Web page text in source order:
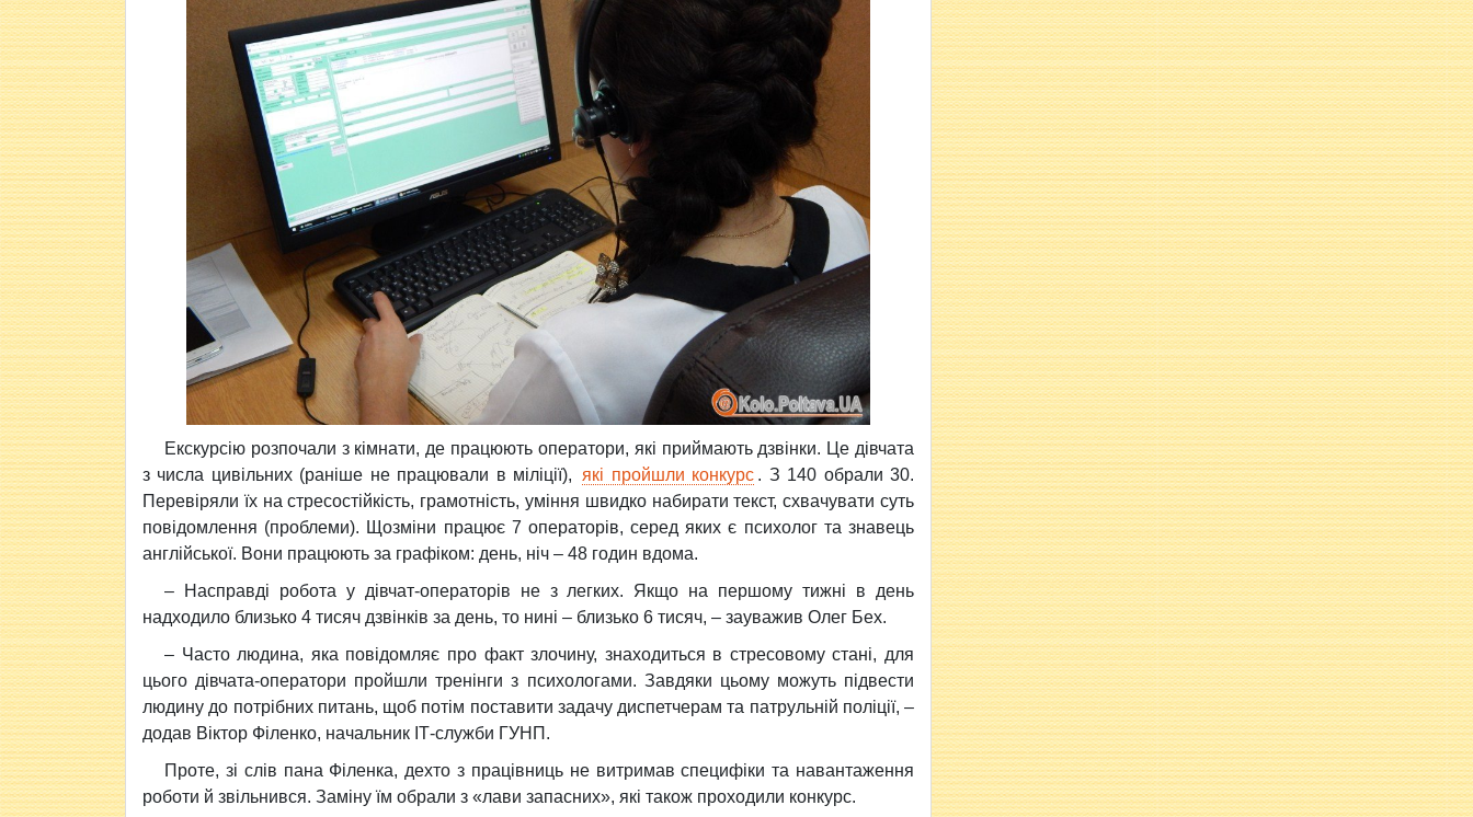
Екскурсію розпочали з кімнати, де працюють оператори, які приймають дзвінки. Це дівчата
з числа цивільних (раніше не працювали в міліції),
які пройшли конкурс . З 140 обрали 30.
Перевіряли їх на стресостійкість, грамотність, уміння швидко набирати текст, схвачувати суть
повідомлення (проблеми). Щозміни працює 7 операторів, серед яких є психолог та знавець
англійської. Вони працюють за графіком: день, ніч – 48 годин вдома.
– Насправді робота у дівчат-операторів не з легких. Якщо на першому тижні в день
надходило близько 4 тисяч дзвінків за день, то нині – близько 6 тисяч, – зауважив Олег Бех.
– Часто людина, яка повідомляє про факт злочину, знаходиться в стресовому стані, для
цього дівчата-оператори пройшли тренінги з психологами. Завдяки цьому можуть підвести
людину до потрібних питань, щоб потім поставити задачу диспетчерам та патрульній поліції, –
додав Віктор Філенко, начальник ІТ-служби ГУНП.
Проте, зі слів пана Філенка, дехто з працівниць не витримав специфіки та навантаження
роботи й звільнився. Заміну їм обрали з «лави запасних», які також проходили конкурс.